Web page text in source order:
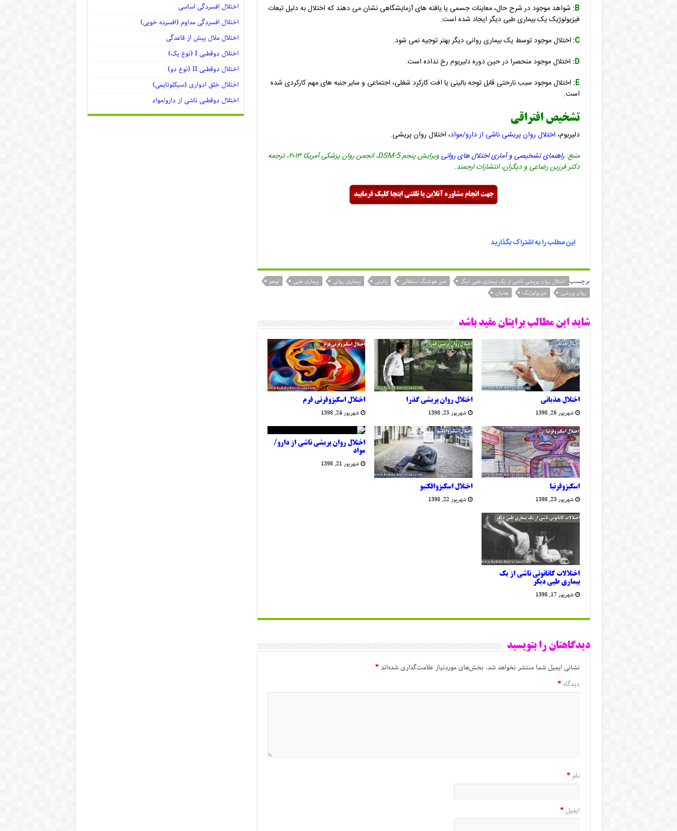
B: شواهد موجود در شرح حال، معاینات جسمی یا یافته های آزمایشگاهی نشان می دهند که اختلال به دلیل تبعات
فیزیولوژیک یک بیماری طبی دیگر ایجاد شده است.
C: اختلال موجود توسط یک بیماری روانی دیگر بهتر توجیه نمی شود.
D: اختلال موجود منحصرا در حین دوره دلیریوم رخ نداده است.
E: اختلال موجود سبب نارحتی قابل توجه بالینی یا افت کارکرد شغلی، اجتماعی و سایر جنبه های مهم کارکردی شده
است.
تشخیص افتراقی
دلیریوم، اختلال روان پریشی ناشی از دارو/مواد، اختلال روان پریشی.
منبع:راهنمای تشخیصی و آماری اختلال های روانی
ویرایش پنجم DSM-5، انجمن روان پزشکی آمریکا ۲۰۱۳، ترجمه
دکتر فرزین رضاعی و دیگران، انتشارات ارجمند.
این مطلب را به اشتراک بگذارید
برچسب اختلال روان پریشی ناشی از یک بیماری طبی دیگر امیر هوشنگ سلطانی بالینی بیماری روانی بیماری طبی
توهم
روان پریشی
فیزیولوژیک هذیان
شاید این مطالب برایتان مفید باشد
اختلال هذیانی
شهریور 26, 1398
اختلال روان پریشی گذرا
شهریور 25, 1398
اختلال اسکیزوفرنی فرم
شهریور 24, 1398
اسکیزوفرنیا
شهریور 23, 1398
اختلال اسکیزوافکتیو
شهریور 22, 1398
اختلال روان پریشی ناشی از دارو/
مواد
شهریور 21, 1398
اختلالات کاتاتونی ناشی از یک
بیماری طبی دیگر
شهریور 17, 1398
دیدگاهتان را بنویسید
نشانی ایمیل شما منتشر نخواهد شد. بخش‌های موردنیاز علامت‌گذاری شده‌اند*
دیدگاه*
نام*
ایمیل*
اختلال افسردگی اساسی
اختلال افسردگی مداوم (افسرده خویی)
اختلال ملال پیش از قاعدگی
اختلال دوقطبی I (نوع یک)
اختلال دوقطبی II (نوع دو)
اختلال خلق ادواری (سیکلوتایمی)
اختلال دوقطبی ناشی از دارو/مواد